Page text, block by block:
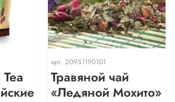
арт. 20951190101
Травяной чай
«Ледяной Мохито»